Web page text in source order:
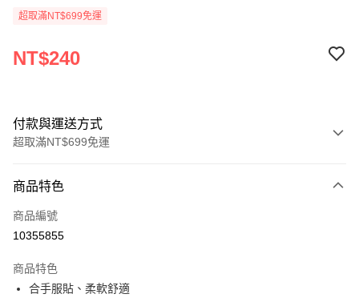
超取滿NT$699免運
NT$240
付款與運送方式
超取滿NT$699免運
信用卡一次付款
Apple Pay
運送方式
• 付款後全家取貨
商品特色
商品編號
10355855
商品特色
合手服貼、柔軟舒適